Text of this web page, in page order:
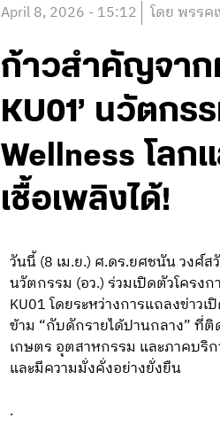
April 8, 2026 - 15:12 โดย พรรค
ก้าวสำคัญจาก
KU01’ นวัตก
Wellness โล
เชื้อเพลิงได้!
วันนี้ (8 เม.ย.) ศ.ดร.ยศชนัน วงศ์
นวัตกรรม (อว.) ร่วมเปิดตัวโครง
KU01 โดยระหว่างการแถลงข่าว
ข้าม “กับดักรายได้ปานกลาง” ที่
เกษตร อุตสาหกรรม และภาคบริ
และมีความมั่งคั่งอย่างยั่งยืน
.